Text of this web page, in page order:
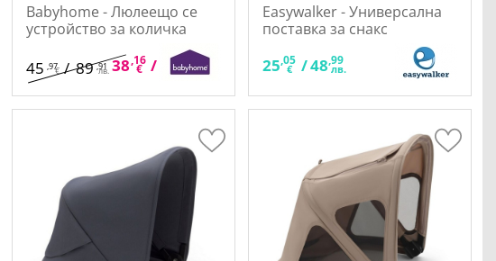
Babyhome - Люлеещо се
устройство за количка
45 ,97€/89 ,91
лв. 38,16
€ / 74,62
лв.
Easywalker - Универсална
поставка за снакс
25,05
€ /48,99
лв.